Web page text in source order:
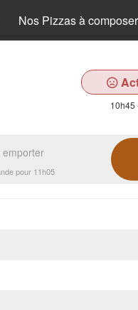
Nos Pizzas à composer
10h45
emporter
pour 11h05